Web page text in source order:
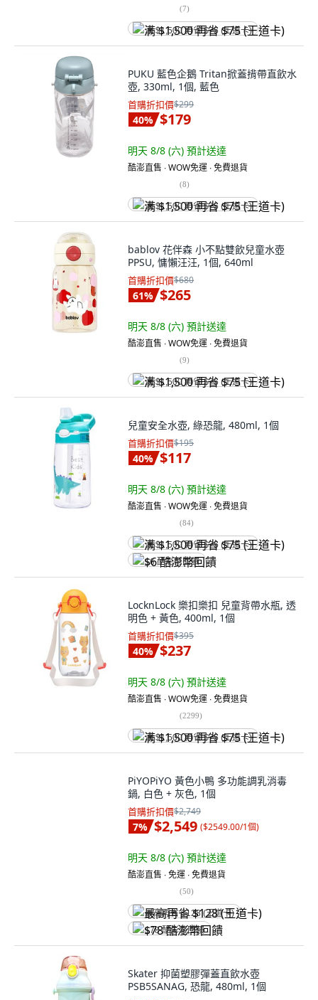
(7)
满 $1,500 再省 $75 (王道卡)
PUKU 藍色企鵝 Tritan掀蓋揹帶直飲水
壺, 330ml, 1個, 藍色
首購折扣價$299
40% $179
明天 8/8 (六) 預計送達
酷澎直售 ∙ WOW免運 ∙ 免費退貨
(8)
满 $1,500 再省 $75 (王道卡)
bablov 花伴森 小不點雙飲兒童水壺
PPSU, 慵懶汪汪, 1個, 640ml
首購折扣價$680
61% $265
明天 8/8 (六) 預計送達
酷澎直售 ∙ WOW免運 ∙ 免費退貨
(9)
满 $1,500 再省 $75 (王道卡)
兒童安全水壺, 綠恐龍, 480ml, 1個
首購折扣價$195
40% $117
明天 8/8 (六) 預計送達
酷澎直售 ∙ WOW免運 ∙ 免費退貨
(84)
满 $1,500 再省 $75 (王道卡)
$6 酷澎幣回饋
LocknLock 樂扣樂扣 兒童背帶水瓶, 透
明色 + 黃色, 400ml, 1個
首購折扣價$395
40% $237
明天 8/8 (六) 預計送達
酷澎直售 ∙ WOW免運 ∙ 免費退貨
(2299)
满 $1,500 再省 $75 (王道卡)
PiYOPiYO 黃色小鴨 多功能調乳消毒
鍋, 白色 + 灰色, 1個
首購折扣價$2,749
7% $2,549 ($2549.00/1個)
明天 8/8 (六) 預計送達
酷澎直售 ∙ 免運 ∙ 免費退貨
(50)
最高再省 $128 (王道卡)
$78 酷澎幣回饋
Skater 抑菌塑膠彈蓋直飲水壺
PSB5SANAG, 恐龍, 480ml, 1個